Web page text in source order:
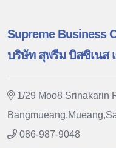
Supreme Business
บริษัท สุพรีม บิสซิเนส
1/29 Moo8 Srinakarin
086-987-9048